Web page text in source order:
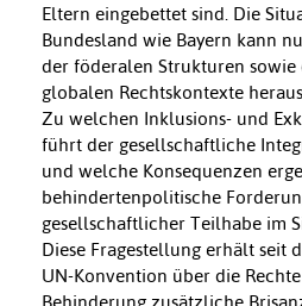
Eltern eingebettet sind. Die
Bundesland wie Bayern kann
der föderalen Strukturen sowie
globalen Rechtskontexte
Zu welchen Inklusions- und
führt der gesellschaftliche
und welche Konsequenzen
behindertenpolitische
gesellschaftlicher Teilhabe im
Diese Fragestellung erhält seit
UN-Konvention über die
Behinderung zusätzliche